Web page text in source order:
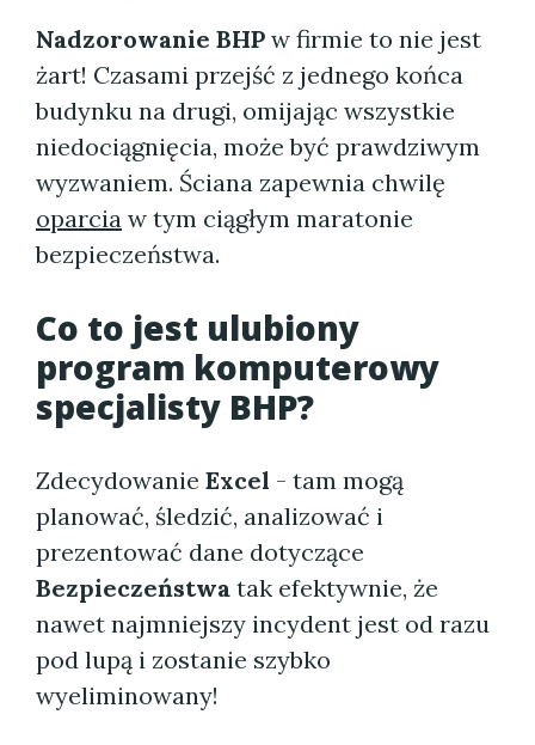
Nadzorowanie BHP w firmie to nie jest
żart! Czasami przejść z jednego końca
budynku na drugi, omijając wszystkie
niedociągnięcia, może być prawdziwym
wyzwaniem. Ściana zapewnia chwilę
oparcia w tym ciągłym maratonie
bezpieczeństwa.
Co to jest ulubiony
program komputerowy
specjalisty BHP?
Zdecydowanie Excel - tam mogą
planować, śledzić, analizować i
prezentować dane dotyczące
Bezpieczeństwa tak efektywnie, że
nawet najmniejszy incydent jest od razu
pod lupą i zostanie szybko
wyeliminowany!